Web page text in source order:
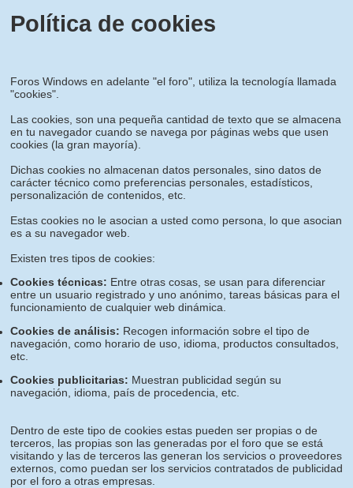
Política de cookies
Foros Windows en adelante "el foro", utiliza la tecnología llamada
"cookies".
Las cookies, son una pequeña cantidad de texto que se almacena
en tu navegador cuando se navega por páginas webs que usen
cookies (la gran mayoría).
Dichas cookies no almacenan datos personales, sino datos de
carácter técnico como preferencias personales, estadísticos,
personalización de contenidos, etc.
Estas cookies no le asocian a usted como persona, lo que asocian
es a su navegador web.
Existen tres tipos de cookies:
Cookies técnicas: Entre otras cosas, se usan para diferenciar
entre un usuario registrado y uno anónimo, tareas básicas para el
funcionamiento de cualquier web dinámica.
Cookies de análisis: Recogen información sobre el tipo de
navegación, como horario de uso, idioma, productos consultados,
etc.
Cookies publicitarias: Muestran publicidad según su
navegación, idioma, país de procedencia, etc.
Dentro de este tipo de cookies estas pueden ser propias o de
terceros, las propias son las generadas por el foro que se está
visitando y las de terceros las generan los servicios o proveedores
externos, como puedan ser los servicios contratados de publicidad
por el foro a otras empresas.